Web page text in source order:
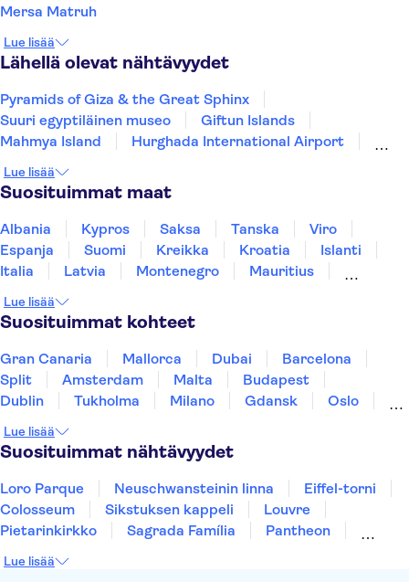
Mersa Matruh
Lue lisää
Lähellä olevat nähtävyydet
Pyramids of Giza & the Great Sphinx
Suuri egyptiläinen museo
Giftun Islands
Mahmya Island
Hurghada International Airport
Sharm el Sheikh Airport
Lue lisää
Suosituimmat maat
Albania Kypros Saksa Tanska
Viro
Espanja
Suomi Kreikka Kroatia
Islanti
Italia
Latvia Montenegro
Mauritius
Thaimaa
Turkki
Lue lisää
Suosituimmat kohteet
Gran Canaria Mallorca Dubai
Barcelona
Split
Amsterdam Malta
Budapest
Dublin
Tukholma Milano Gdansk
Oslo
Tallinna
Ljubljana Riika
Lue lisää
Suosituimmat nähtävyydet
Loro Parque Neuschwansteinin linna
Eiffel-torni
Colosseum
Sikstuksen kappeli
Louvre
Pietarinkirkko
Sagrada Família
Pantheon
Keukenhof
Lue lisää